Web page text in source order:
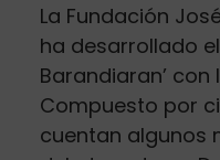
La Fundación
ha desarrollado el
Barandiaran’ con
Compuesto por
cuentan algunos